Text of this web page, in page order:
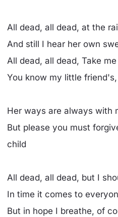
All dead, all dead, at the
And still I hear her own
All dead, all dead, Take
You know my little
Her ways are always with
But please you must
child
All dead, all dead, but I
In time it comes to
But in hope I breathe, of